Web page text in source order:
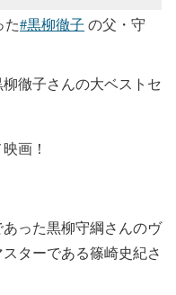
た#黒柳徹子 の父・守
公式アカウント
徹子さんの大ベストセ
画！
った黒柳守綱さんのヴ
ターである篠崎史紀さ